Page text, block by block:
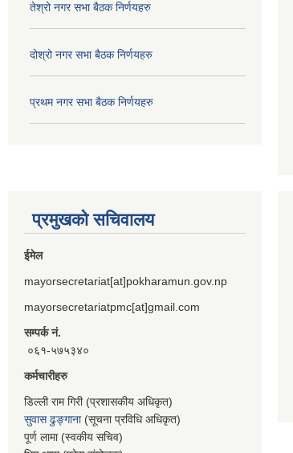
तेश्रो नगर सभा बैठक निर्णयहरु
दोश्रो नगर सभा बैठक निर्णयहरु
प्रथम नगर सभा बैठक निर्णयहरु
प्रमुखको सचिवालय
ईमेल
mayorsecretariat[at]pokharamun.gov.np
mayorsecretariatpmc[at]gmail.com
सम्पर्क नं.
०६१-५७५३४०
कर्मचारीहरु
डिल्ली राम गिरी (प्रशासकीय अधिकृत)
सुवास ढुङ्गाना(सूचना प्रविधि अधिकृत)
पूर्ण लामा (स्वकीय सचिव)